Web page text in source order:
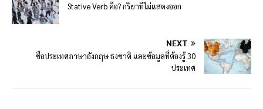
Stative Verb คือ? กริยาที่ไม่แสดงออก
NEXT
ชื่อประเทศภาษาอังกฤษ ธงชาติ และข้อมูลที่ต้องรู้ 30
ประเทศ